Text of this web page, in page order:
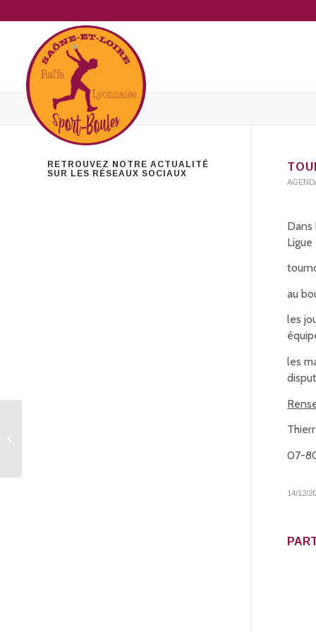
Dans
au
les
les
07-
14/12/
RETROUVEZ NOTRE ACTUALITÉ
SUR LES RÉSEAUX SOCIAUX